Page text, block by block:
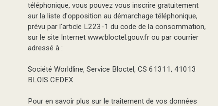
téléphonique, vous pouvez vous inscrire gratuitement
sur la liste d'opposition au démarchage téléphonique,
prévu par l'article L223-1 du code de la consommation,
sur le site Internet www.bloctel.gouv.fr ou par courrier
adressé à :
Société Worldline, Service Bloctel, CS 61311, 41013
BLOIS CEDEX.
Pour en savoir plus sur le traitement de vos données